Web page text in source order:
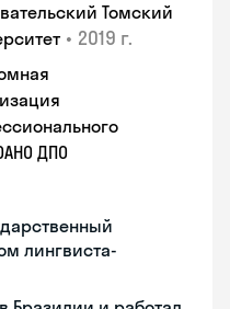
Томский
• 2019 г.
ДПО
лингвиста-